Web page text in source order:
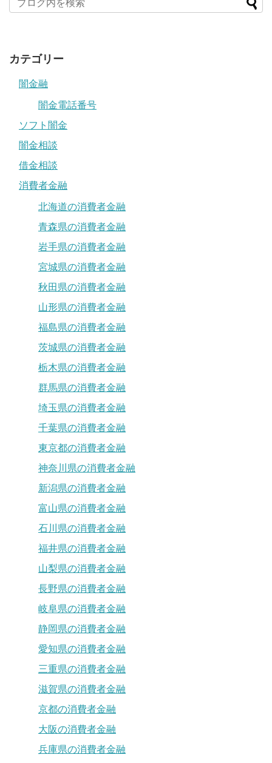
カテゴリー
闇金融
闇金電話番号
ソフト闇金
闇金相談
借金相談
消費者金融
北海道の消費者金融
青森県の消費者金融
岩手県の消費者金融
宮城県の消費者金融
秋田県の消費者金融
山形県の消費者金融
福島県の消費者金融
茨城県の消費者金融
栃木県の消費者金融
群馬県の消費者金融
埼玉県の消費者金融
千葉県の消費者金融
東京都の消費者金融
神奈川県の消費者金融
新潟県の消費者金融
富山県の消費者金融
石川県の消費者金融
福井県の消費者金融
山梨県の消費者金融
長野県の消費者金融
岐阜県の消費者金融
静岡県の消費者金融
愛知県の消費者金融
三重県の消費者金融
滋賀県の消費者金融
京都の消費者金融
大阪の消費者金融
兵庫県の消費者金融